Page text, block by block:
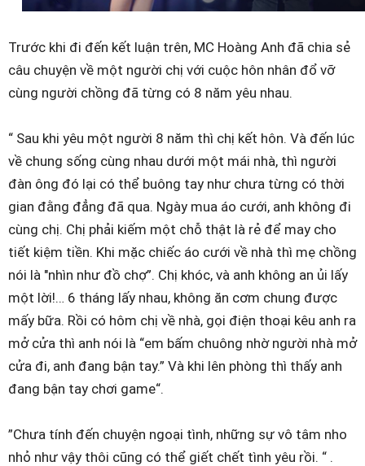
Trước khi đi đến kết luận trên, MC Hoàng Anh đã chia sẻ
câu chuyện về một người chị với cuộc hôn nhân đổ vỡ
cùng người chồng đã từng có 8 năm yêu nhau.
“ Sau khi yêu một người 8 năm thì chị kết hôn. Và đến lúc
về chung sống cùng nhau dưới một mái nhà, thì người
đàn ông đó lại có thể buông tay như chưa từng có thời
gian đằng đẳng đã qua. Ngày mua áo cưới, anh không đi
cùng chị. Chị phải kiếm một chỗ thật là rẻ để may cho
tiết kiệm tiền. Khi mặc chiếc áo cưới về nhà thì mẹ chồng
nói là "nhìn như đồ chợ”. Chị khóc, và anh không an ủi lấy
một lời!… 6 tháng lấy nhau, không ăn cơm chung được
mấy bữa. Rồi có hôm chị về nhà, gọi điện thoại kêu anh ra
mở cửa thì anh nói là “em bấm chuông nhờ người nhà mở
cửa đi, anh đang bận tay.” Và khi lên phòng thì thấy anh
đang bận tay chơi game“.
”Chưa tính đến chuyện ngoại tình, những sự vô tâm nho
nhỏ như vậy thôi cũng có thể giết chết tình yêu rồi. “ .